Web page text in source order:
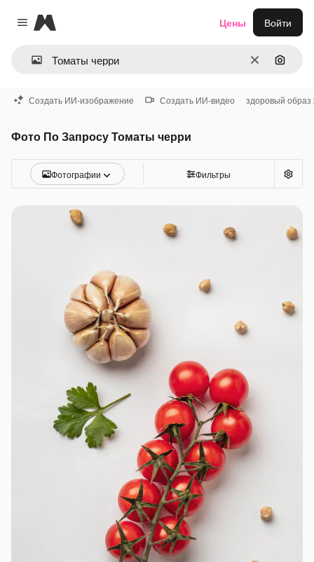
Close menu
Magnific
ОчиститьПоиск
Цены Войти
Создать ИИ-изображение Создать ИИ-видео здоровый образ
Фото По Запросу Томаты черри
Фотографии Фильтры